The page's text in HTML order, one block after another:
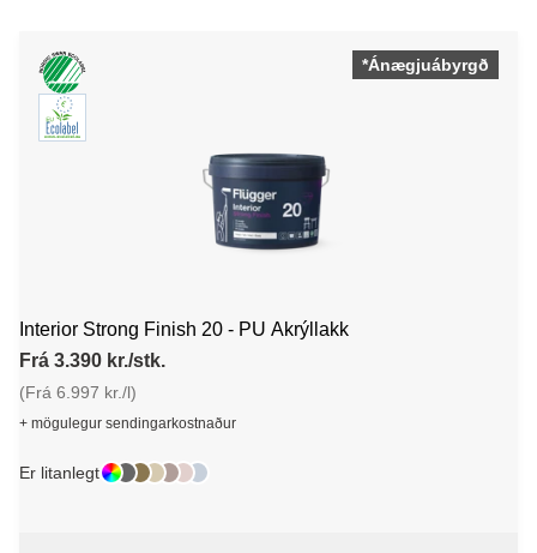
*Ánægjuábyrgð
Interior Strong Finish 20 - PU Akrýllakk
Frá 3.390 kr./stk.
(Frá 6.997 kr./l)
+ mögulegur sendingarkostnaður
Er litanlegt